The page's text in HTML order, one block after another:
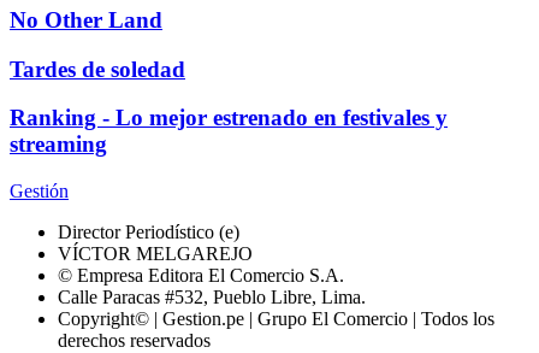
No Other Land
Tardes de soledad
Ranking - Lo mejor estrenado en festivales y
streaming
Gestión
Director Periodístico (e)
VÍCTOR MELGAREJO
© Empresa Editora El Comercio S.A.
Calle Paracas #532, Pueblo Libre, Lima.
Copyright© | Gestion.pe | Grupo El Comercio | Todos los
derechos reservados